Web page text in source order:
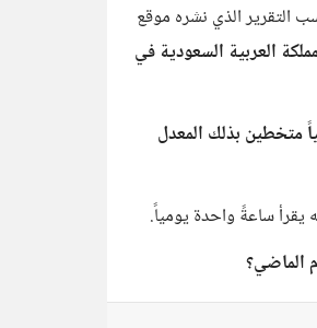
العربية السعودية في
بينما يقرأ الفرد في السعودية 6:48 ساعة أسبوعياً متخطين بذلك المعدل
الماضي؟